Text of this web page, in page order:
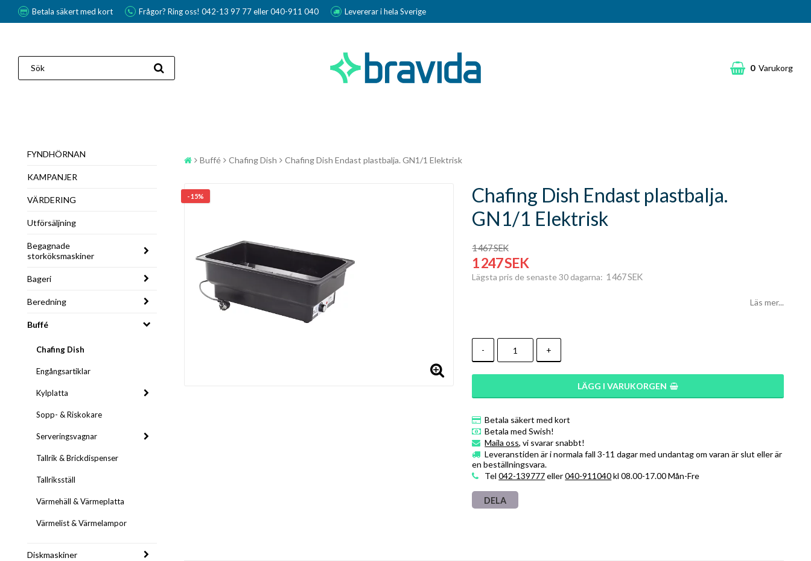
Betala säkert med kort Frågor? Ring oss! 042-13 97 77 eller 040-911 040 Levererar i hela Sverige
0 Varukorg
FYNDHÖRNAN
KAMPANJER
VÄRDERING
Utförsäljning
Begagnade
storköksmaskiner
Bageri
Beredning
Buffé
Chafing Dish
Engångsartiklar
Kylplatta
Sopp- & Riskokare
Serveringsvagnar
Tallrik & Brickdispenser
Tallriksställ
Värmehäll & Värmeplatta
Värmelist & Värmelampor
Diskmaskiner
Buffé Chafing Dish Chafing Dish Endast plastbalja. GN1/1 Elektrisk
- 15%
Chafing Dish Endast plastbalja.
GN1/1 Elektrisk
1 467 SEK
1 247 SEK
Lägsta pris de senaste 30 dagarna 1 467 SEK
Läs mer...
- +
LÄGG I VARUKORGEN
Betala säkert med kort
Betala med Swish!
Maila oss, vi svarar snabbt!
Leveranstiden är i normala fall 3-11 dagar med undantag om varan är slut eller är
en beställningsvara.
Tel042-139777eller040-911040kl 08.00-17.00 Mån-Fre
DELA